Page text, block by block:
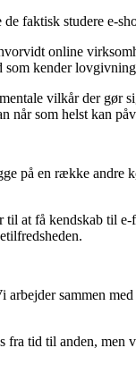
faktisk studere e-
online
kender
vilkår der
når som helst kan
på en række andre
til at få kendskab til
sammen
tid til anden,